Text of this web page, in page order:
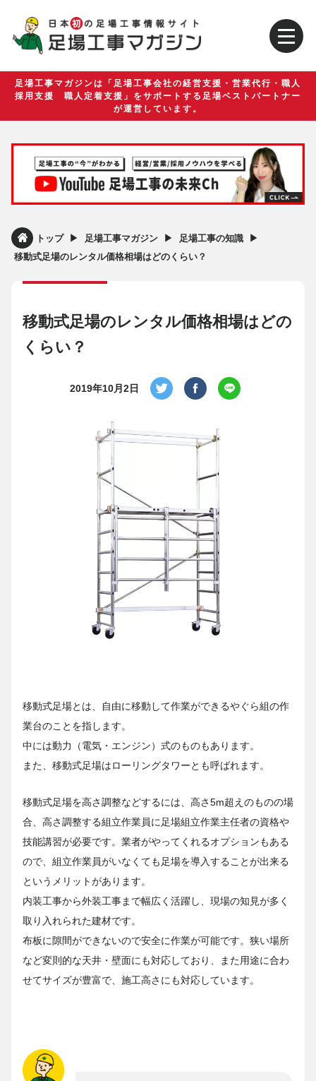
足場工事マガジンは「足場工事会社の経営支援・営業代行・職人
採用支援 職人定着支援」をサポートする足場ベストパートナー
が運営しています。
トップ ▶︎ 足場工事マガジン ▶︎ 足場工事の知識 ▶︎
移動式足場のレンタル価格相場はどのくらい？
移動式足場のレンタル価格相場はどの
くらい？
2019年10月2日
移動式足場とは、自由に移動して作業ができるやぐら組の作
業台のことを指します。
中には動力（電気・エンジン）式のものもあります。
また、移動式足場はローリングタワーとも呼ばれます。
移動式足場を高さ調整などするには、高さ5m超えのものの場
合、高さ調整する組立作業員に足場組立作業主任者の資格や
技能講習が必要です。業者がやってくれるオプションもある
ので、組立作業員がいなくても足場を導入することが出来る
というメリットがあります。
内装工事から外装工事まで幅広く活躍し、現場の知見が多く
取り入れられた建材です。
布板に隙間ができないので安全に作業が可能です。狭い場所
など変則的な天井・壁面にも対応しており、また用途に合わ
せてサイズが豊富で、施工高さにも対応しています。